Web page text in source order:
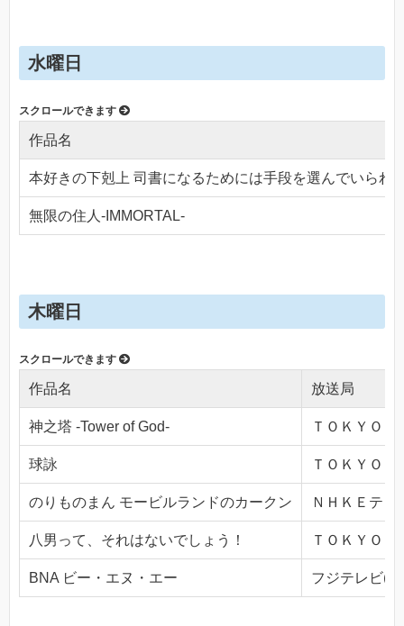
水曜日
作品名
本好きの下剋上 司書になるためには手段を選んでいられ
無限の住人-IMMORTAL-
木曜日
作品名 放送局
神之塔 -Tower of God- ＴＯＫＹＯ
球詠 ＴＯＫＹＯ
のりものまん モービルランドのカークン ＮＨＫＥテレ
八男って、それはないでしょう！ ＴＯＫＹＯ
BNA ビー・エヌ・エー フジテレビ